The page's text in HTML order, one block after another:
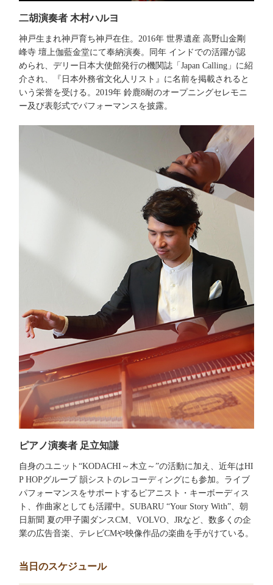
二胡演奏者 木村ハルヨ
神戸生まれ神戸育ち神戸在住。2016年 世界遺産 高野山金剛
峰寺 壇上伽藍金堂にて奉納演奏。同年 インドでの活躍が認
められ、デリー日本大使館発行の機関誌「Japan Calling」に紹
介され、『日本外務省文化人リスト』に名前を掲載されると
いう栄誉を受ける。2019年 鈴鹿8耐のオープニングセレモニ
ー及び表彰式でパフォーマンスを披露。
ピアノ演奏者 足立知謙
自身のユニット“KODACHI～木立～”の活動に加え、近年はHI
P HOPグループ 韻シストのレコーディングにも参加。ライブ
パフォーマンスをサポートするピアニスト・キーボーディス
ト、作曲家としても活躍中。SUBARU “Your Story With”、朝
日新聞 夏の甲子園ダンスCM、VOLVO、JRなど、数多くの企
業の広告音楽、テレビCMや映像作品の楽曲を手がけている。
当日のスケジュール